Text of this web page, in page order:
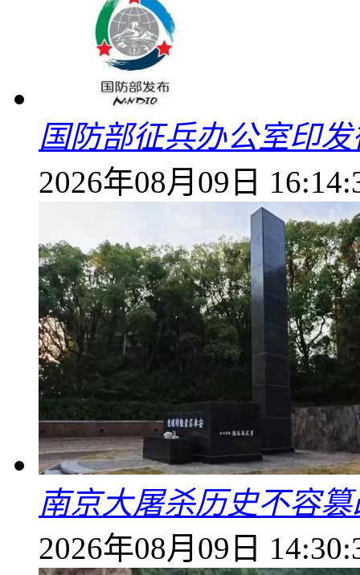
国防部征兵办公室印
2026年08月09日
南京大屠杀历史不容
2026年08月09日